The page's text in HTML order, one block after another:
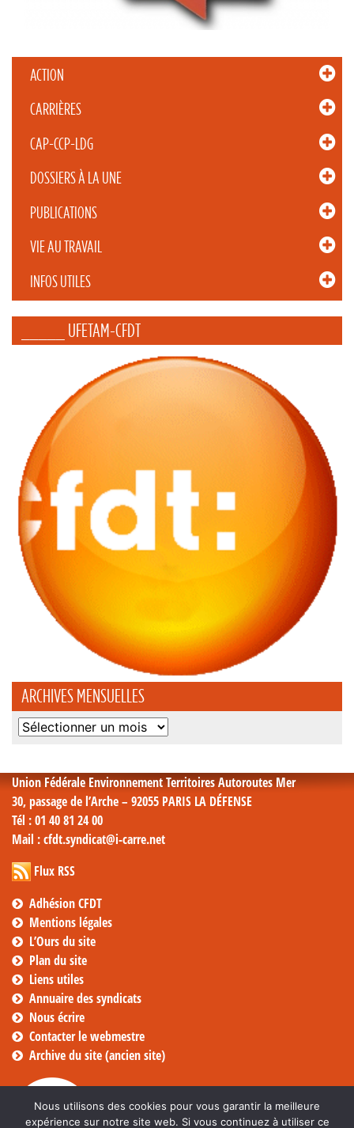
ACTION
CARRIÈRES
CAP-CCP-LDG
DOSSIERS À LA UNE
PUBLICATIONS
VIE AU TRAVAIL
INFOS UTILES
_____ UFETAM-CFDT
ARCHIVES MENSUELLES
Archives
Union Fédérale Environnement Territoires Autoroutes Mer
30, passage de l’Arche – 92055 PARIS LA DÉFENSE
Tél : 01 40 81 24 00
Mail : cfdt.syndicat@i-carre.net
Flux RSS
Adhésion CFDT
Mentions légales
L’Ours du site
Plan du site
Liens utiles
Annuaire des syndicats
Nous écrire
Contacter le webmestre
Archive du site (ancien site)
Nous utilisons des cookies pour vous garantir la meilleure
expérience sur notre site web. Si vous continuez à utiliser ce